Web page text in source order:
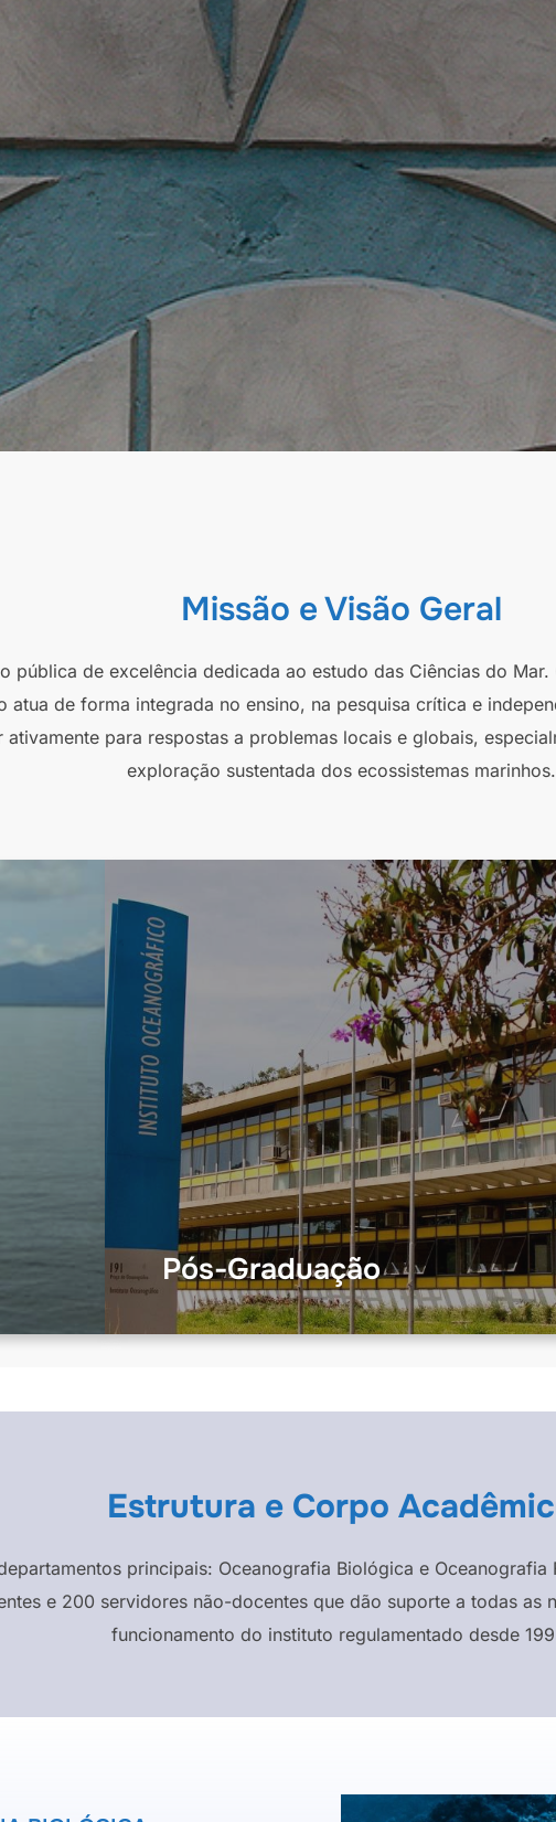
Missão e Visão Geral
pública de excelência dedicada ao estudo das Ciências do
de forma integrada no ensino, na pesquisa crítica e
para respostas a problemas locais e globais,
exploração sustentada dos ecossistemas marinhos.
Pós-Graduação
Estrutura e Corpo
principais: Oceanografia Biológica e
e 200 servidores não-docentes que dão suporte a todas as
funcionamento do instituto regulamentado desde